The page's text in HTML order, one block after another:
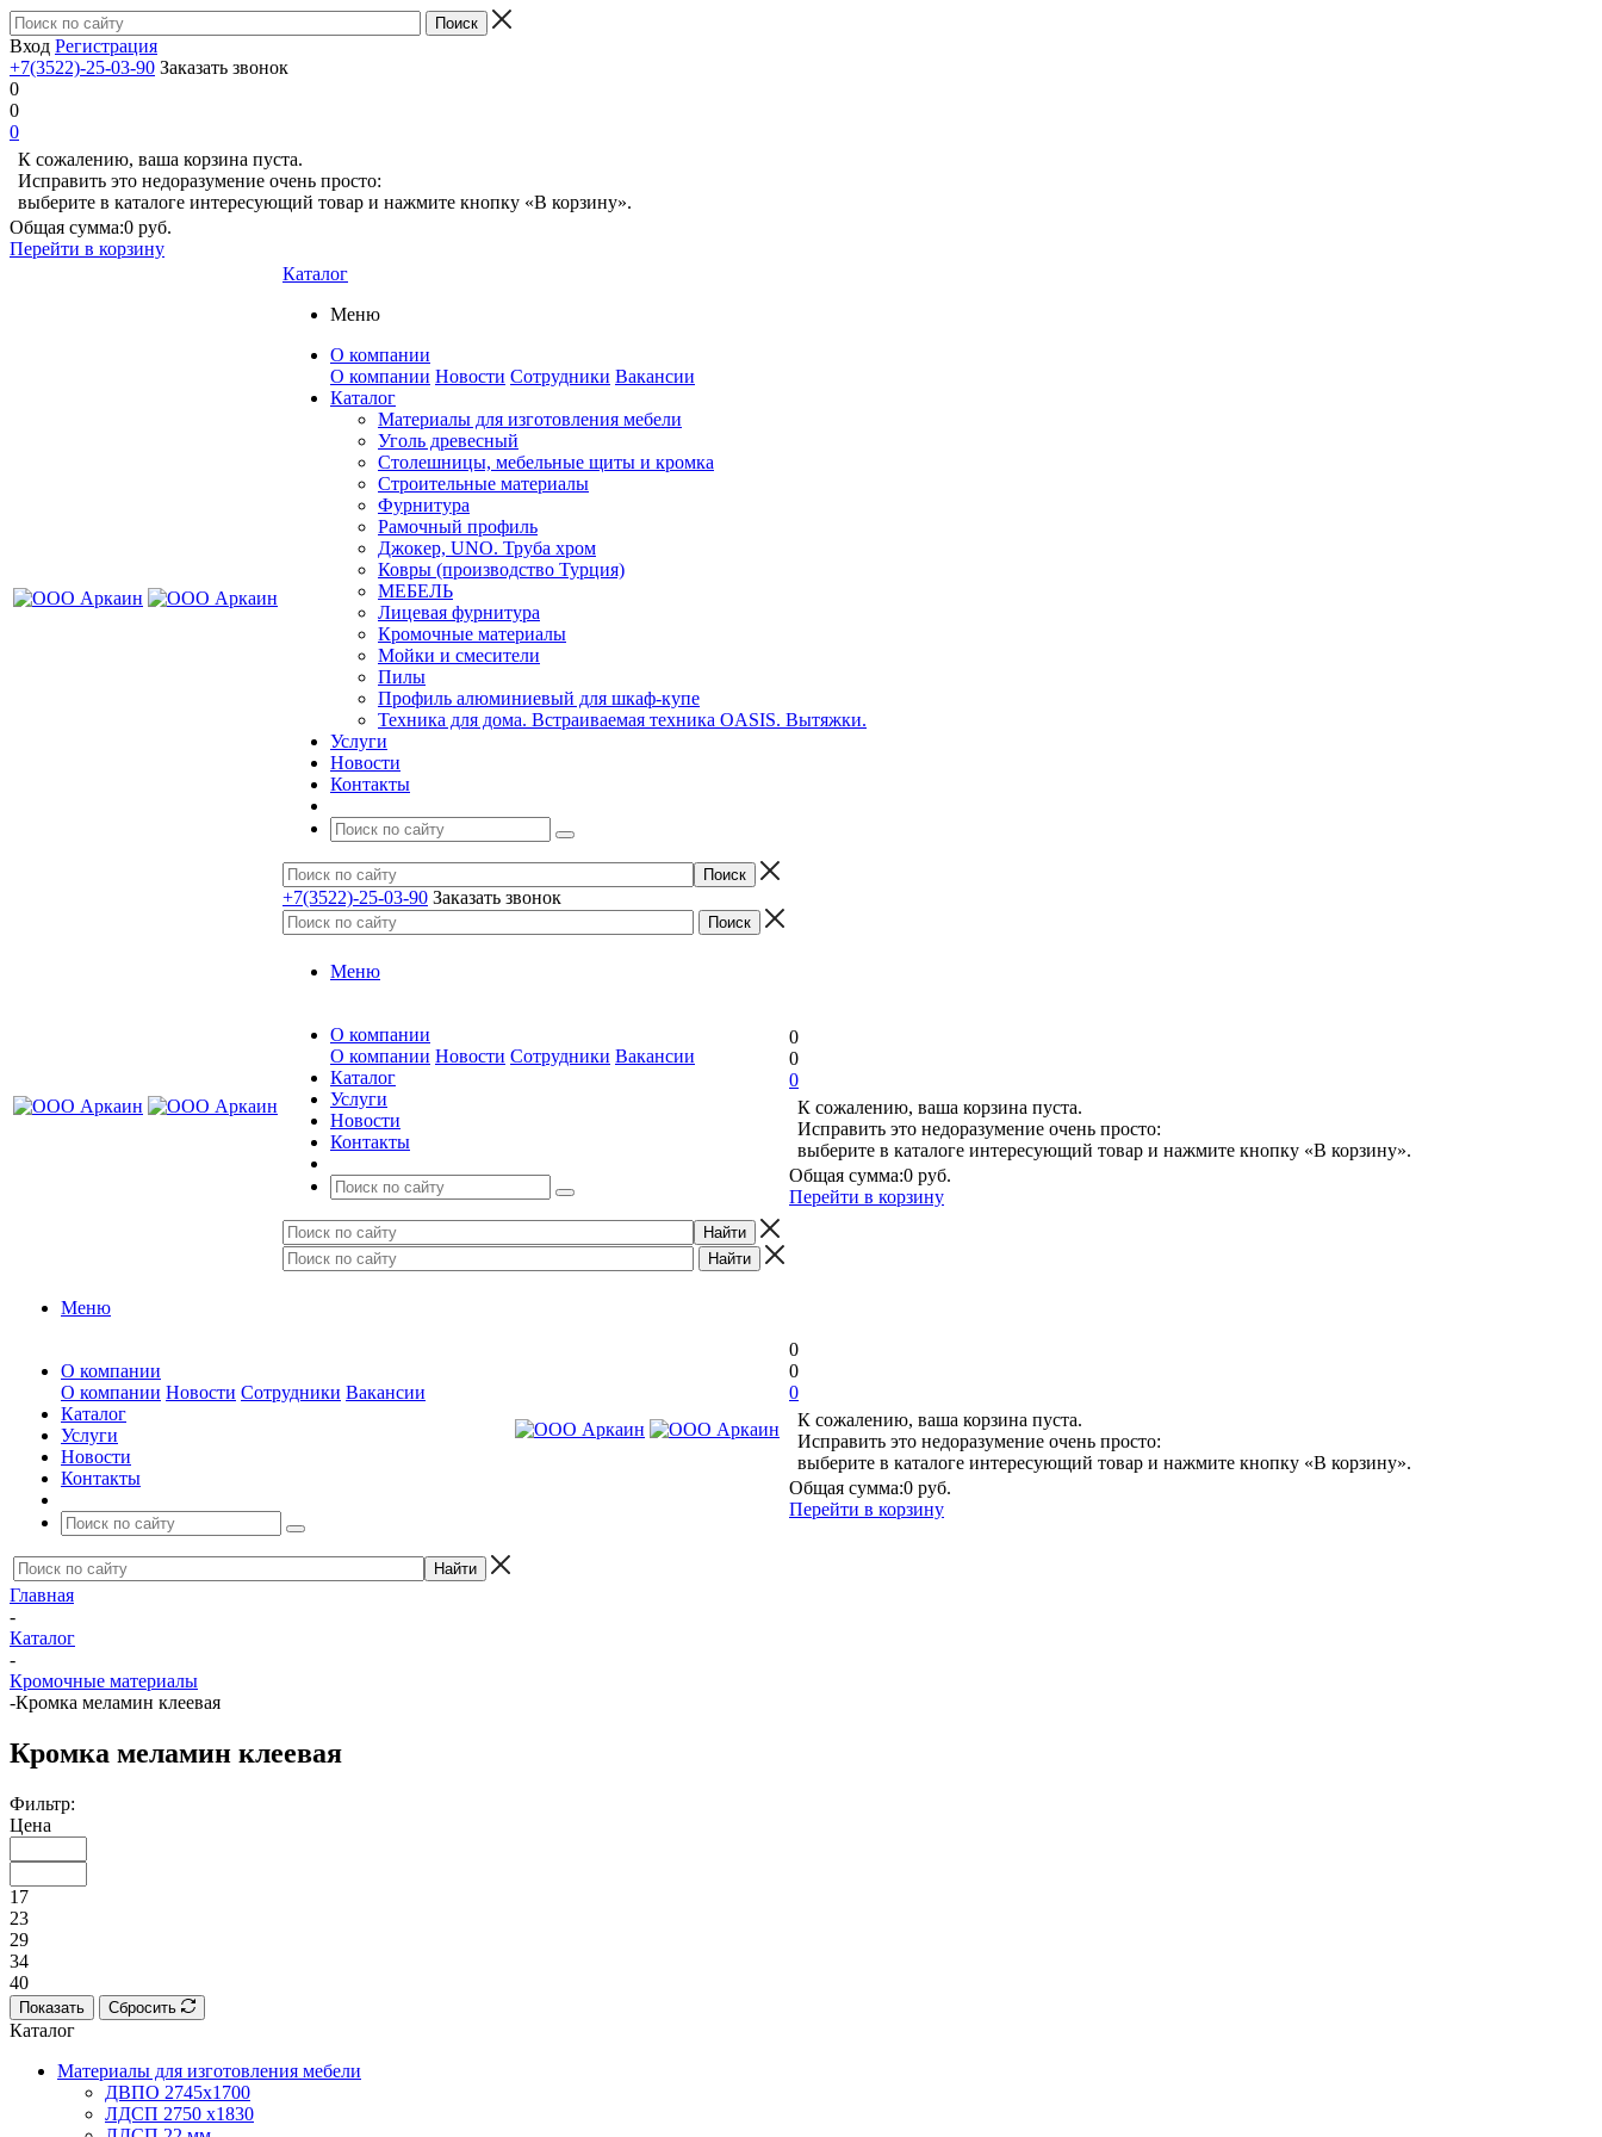
Вход Регистрация
+7(3522)-25-03-90 Заказать звонок
0
0
0
К сожалению, ваша корзина пуста.
Исправить это недоразумение очень просто:
выберите в каталоге интересующий товар и нажмите кнопку «В корзину».
Общая сумма:0 руб.
Перейти в корзину
Каталог
Меню
О компании
О компании Новости Сотрудники Вакансии
Каталог
Материалы для изготовления мебели
Уголь древесный
Столешницы, мебельные щиты и кромка
Строительные материалы
Фурнитура
Рамочный профиль
Джокер, UNO. Труба хром
Ковры (производство Турция)
МЕБЕЛЬ
Лицевая фурнитура
Кромочные материалы
Мойки и смесители
Пилы
Профиль алюминиевый для шкаф-купе
Техника для дома. Встраиваемая техника OASIS. Вытяжки.
Услуги
Новости
Контакты
+7(3522)-25-03-90 Заказать звонок
Меню
О компании
О компании Новости Сотрудники Вакансии
Каталог
Услуги
Новости
Контакты
0
0
0
К сожалению, ваша корзина пуста.
Исправить это недоразумение очень просто:
выберите в каталоге интересующий товар и нажмите кнопку «В корзину».
Общая сумма:0 руб.
Перейти в корзину
Меню
О компании
О компании Новости Сотрудники Вакансии
Каталог
Услуги
Новости
Контакты
0
0
0
К сожалению, ваша корзина пуста.
Исправить это недоразумение очень просто:
выберите в каталоге интересующий товар и нажмите кнопку «В корзину».
Общая сумма:0 руб.
Перейти в корзину
Главная
-
Каталог
-
Кромочные материалы
-Кромка меламин клеевая
Кромка меламин клеевая
Фильтр:
Цена
17
23
29
34
40
Показать Сбросить
Каталог
Материалы для изготовления мебели
ДВПО 2745х1700
ЛДСП 2750 х1830